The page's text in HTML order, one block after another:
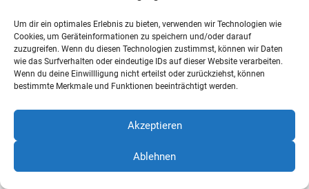
Um dir ein optimales Erlebnis zu bieten, verwenden wir Technologien wie
Cookies, um Geräteinformationen zu speichern und/oder darauf
zuzugreifen. Wenn du diesen Technologien zustimmst, können wir Daten
wie das Surfverhalten oder eindeutige IDs auf dieser Website verarbeiten.
Wenn du deine Einwillligung nicht erteilst oder zurückziehst, können
bestimmte Merkmale und Funktionen beeinträchtigt werden.
Akzeptieren
Ablehnen
Presseschau
Interner Bereich
Interner Bereich – Circular
Interner Bereich – Protokolle